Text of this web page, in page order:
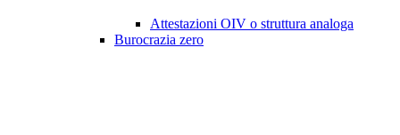
Attestazioni OIV o struttura analoga
Burocrazia zero